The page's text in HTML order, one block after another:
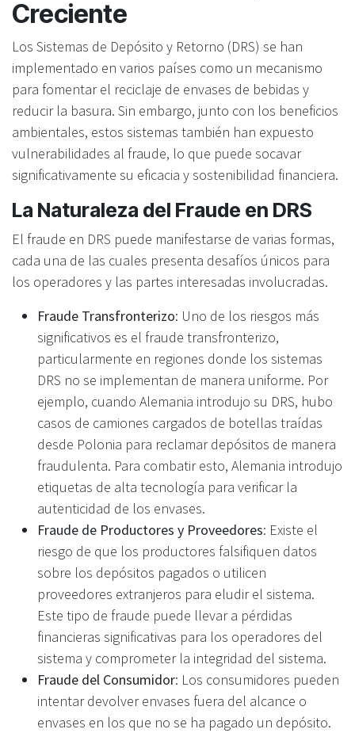
Creciente
Los Sistemas de Depósito y Retorno (DRS) se han
implementado en varios países como un mecanismo
para fomentar el reciclaje de envases de bebidas y
reducir la basura. Sin embargo, junto con los beneficios
ambientales, estos sistemas también han expuesto
vulnerabilidades al fraude, lo que puede socavar
significativamente su eficacia y sostenibilidad financiera.
La Naturaleza del Fraude en DRS
El fraude en DRS puede manifestarse de varias formas,
cada una de las cuales presenta desafíos únicos para
los operadores y las partes interesadas involucradas.
Fraude Transfronterizo: Uno de los riesgos más
significativos es el fraude transfronterizo,
particularmente en regiones donde los sistemas
DRS no se implementan de manera uniforme. Por
ejemplo, cuando Alemania introdujo su DRS, hubo
casos de camiones cargados de botellas traídas
desde Polonia para reclamar depósitos de manera
fraudulenta. Para combatir esto, Alemania introdujo
etiquetas de alta tecnología para verificar la
autenticidad de los envases.
Fraude de Productores y Proveedores: Existe el
riesgo de que los productores falsifiquen datos
sobre los depósitos pagados o utilicen
proveedores extranjeros para eludir el sistema.
Este tipo de fraude puede llevar a pérdidas
financieras significativas para los operadores del
sistema y comprometer la integridad del sistema.
Fraude del Consumidor: Los consumidores pueden
intentar devolver envases fuera del alcance o
envases en los que no se ha pagado un depósito.